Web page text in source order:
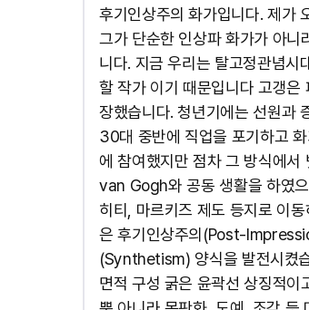
후기인상주의 화가입니다. 제가
그가 단순한 인상파 화가가 아니
니다. 지금 우리는 탈고정관념시
할 작가 이기 때문입니다 고갱은
장했습니다. 청년기에는 선원과
30대 중반에 직업을 포기하고
에 참여했지만 점차 그 방식에
van Gogh와 공동 생활을 하였
히티, 마르키즈 제도 등지로 이
은 후기인상주의(Post-
(Synthetism) 양식을 발전시켰
면적 구성 굵은 윤곽선 상징적